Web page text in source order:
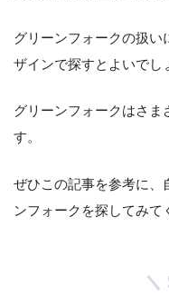
グリーンフォークの扱
ザインで探すとよいでし
グリーンフォークはさま
す。
ぜひこの記事を参考に、
ンフォークを探してみて